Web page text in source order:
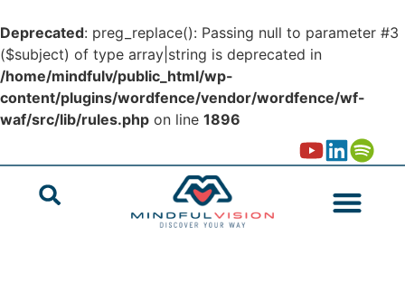
Deprecated: preg_replace(): Passing null to parameter #3
($subject) of type array|string is deprecated in
/home/mindfulv/public_html/wp-
content/plugins/wordfence/vendor/wordfence/wf-
waf/src/lib/rules.php on line 1896